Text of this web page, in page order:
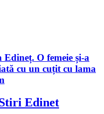
Edineț. O femeie și-a
cu un cuțit cu lama
Edinet